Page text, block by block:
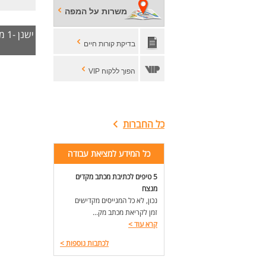
משרות על המפה
בדיקת קורות חיים
הפוך ללקוח VIP
כל החברות
כל המידע למציאת עבודה
5 טיפים לכתיבת מכתב מקדים
מנצח
נכון, לא כל המגייסים מקדישים
זמן לקריאת מכתב מק...
קרא עוד>
לכתבות נוספות>
ישנן -1 משרות בצפון,הגליל והגולן,גליל מערבי,גליל תחתון אשר לא צויינה בעבורן עיר